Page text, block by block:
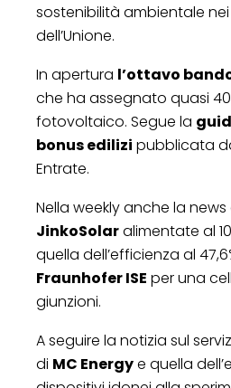
sostenibilità ambientale
dell’Unione.
In apertura l’ottavo
che ha assegnato quasi
fotovoltaico. Segue la
bonus edilizi pubblicata
Entrate.
Nella weekly anche la
JinkoSolaralimentate al
quella dell’efficienza al
Fraunhofer ISE per una
giunzioni.
A seguire la notizia sul
di MC Energye quella